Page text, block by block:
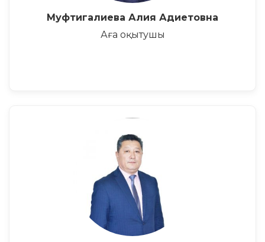
Муфтигалиева Алия Адиетовна
Аға оқытушы